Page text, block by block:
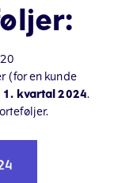
(for en kunde
1. kvartal 2024.